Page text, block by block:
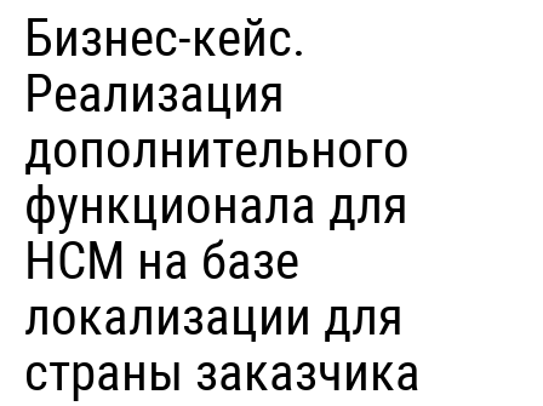
Бизнес-кейс.
Реализация
дополнительного
функционала для
HCM на базе
локализации для
страны заказчика